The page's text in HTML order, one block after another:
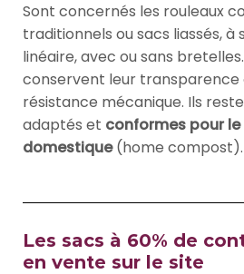
Sont concernés les rouleaux
traditionnels ou sacs liassés, à
linéaire, avec ou sans
conservent leur
résistance mécanique. Ils
adaptés et conformes pour
domestique(home compost).
Les sacs à 60% de
en vente sur le site